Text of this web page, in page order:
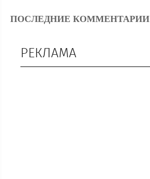
ПОСЛЕДНИЕ КОММЕНТАРИИ
РЕКЛАМА